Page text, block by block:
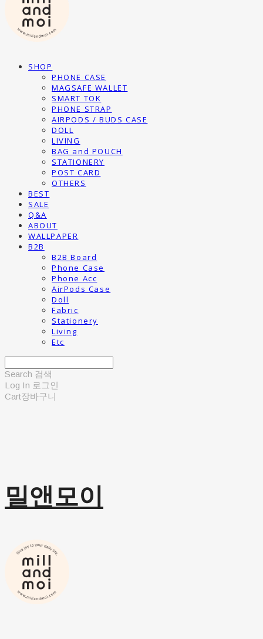
SHOP
PHONE CASE
MAGSAFE WALLET
SMART TOK
PHONE STRAP
AIRPODS / BUDS CASE
DOLL
LIVING
BAG and POUCH
STATIONERY
POST CARD
OTHERS
BEST
SALE
Q&A
ABOUT
WALLPAPER
B2B
B2B Board
Phone Case
Phone Acc
AirPods Case
Doll
Fabric
Stationery
Living
Etc
Search 검색
Log In 로그인
Cart장바구니
밀앤모이